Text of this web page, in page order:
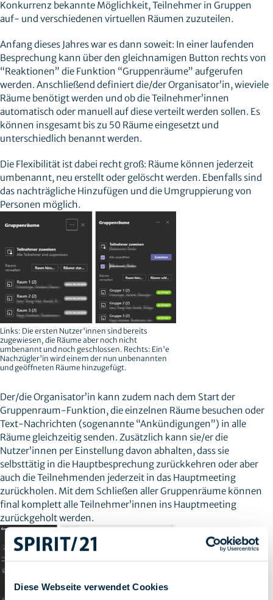
Diese Webseite verwendet Cookies
Konkurrenz bekannte Möglichkeit, Teilnehmer in Gruppen
auf- und verschiedenen virtuellen Räumen zuzuteilen.
Anfang dieses Jahres war es dann soweit: In einer laufenden
Besprechung kann über den gleichnamigen Button rechts von
“Reaktionen” die Funktion “Gruppenräume” aufgerufen
werden. Anschließend definiert die/der Organisator’in, wieviele
Räume benötigt werden und ob die Teilnehmer’innen
automatisch oder manuell auf diese verteilt werden sollen. Es
können insgesamt bis zu 50 Räume eingesetzt und
unterschiedlich benannt werden.
Die Flexibilität ist dabei recht groß: Räume können jederzeit
umbenannt, neu erstellt oder gelöscht werden. Ebenfalls sind
das nachträgliche Hinzufügen und die Umgruppierung von
Personen möglich.
Der/die Organisator’in kann zudem nach dem Start der
Gruppenraum-Funktion, die einzelnen Räume besuchen oder
Text-Nachrichten (sogenannte “Ankündigungen”) in alle
Räume gleichzeitig senden. Zusätzlich kann sie/er die
Nutzer’innen per Einstellung davon abhalten, dass sie
selbsttätig in die Hauptbesprechung zurückkehren oder aber
auch die Teilnehmenden jederzeit in das Hauptmeeting
zurückholen. Mit dem Schließen aller Gruppenräume können
final komplett alle Teilnehmer’innen ins Hauptmeeting
zurückgeholt werden.
Links: Die ersten Nutzer'innen sind bereits
zugewiesen, die Räume aber noch nicht
umbenannt und noch geschlossen. Rechts: Ein'e
Nachzügler'in wird einem der nun unbenannten
und geöffneten Räume hinzugefügt.